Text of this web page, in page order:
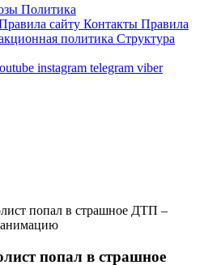
Политика
сайту Контакты Правила
политика Структура
instagram telegram viber
попал в страшное ДТП –
попал в страшное